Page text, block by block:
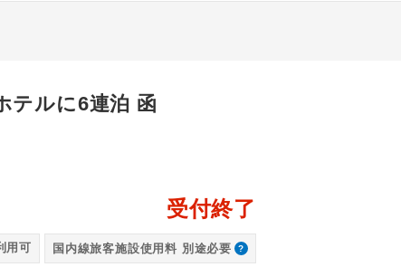
テルに6連泊 函
受付終了
用可 国内線旅客施設使用料 別途必要